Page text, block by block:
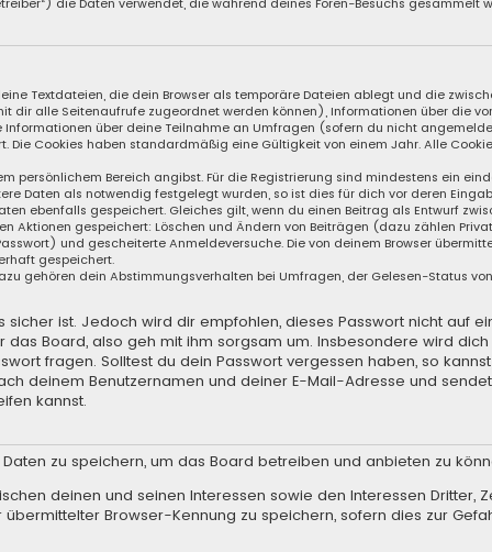
Textdateien, die dein Browser als temporäre Dateien ablegt und die
dir alle Seitenaufrufe zugeordnet werden können), Informationen über die
über deine Teilnahme an Umfragen (sofern du nicht
Die Cookies haben standardmäßig eine Gültigkeit von einem Jahr. Alle
persönlichem Bereich angibst. Für die Registrierung sind mindestens ein
Daten als notwendig festgelegt wurden, so ist dies für dich vor deren
ebenfalls gespeichert. Gleiches gilt, wenn du einen Beitrag als Entwurf
Aktionen gespeichert: Löschen und Ändern von Beiträgen (dazu zählen
und gescheiterte Anmeldeversuche. Die von deinem Browser
gespeichert.
gehören dein Abstimmungsverhalten bei Umfragen, der Gelesen-Status
ist. Jedoch wird dir empfohlen, dieses Passwort nicht auf
Board, also geh mit ihm sorgsam um. Insbesondere wird
fragen. Solltest du dein Passwort vergessen haben, so
deinem Benutzernamen und deiner E-Mail-Adresse und
kannst.
zu speichern, um das Board betreiben und anbieten zu
deinen und seinen Interessen sowie den Interessen Dritter,
Browser-Kennung zu speichern, sofern dies zur